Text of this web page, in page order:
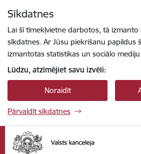
Sīkdatnes
Lai šī tīmekļvietne darbotos, tā
sīkdatnes. Ar Jūsu piekrišanu papildus
izmantotas statistikas un sociālo
Lūdzu, atzīmējiet savu izvēli:
Noraidīt
Pārvaldīt sīkdatnes